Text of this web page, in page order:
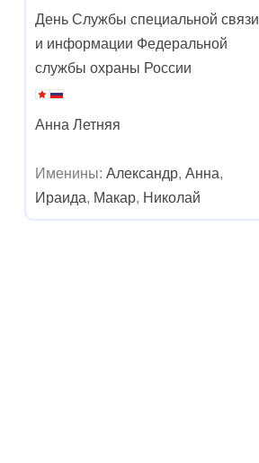
День Службы специальной связи
и информации Федеральной
службы охраны России
Анна Летняя
Именины: Александр, Анна,
Ираида, Макар, Николай